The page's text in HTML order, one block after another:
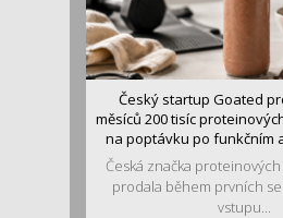
Český startup Goated
měsíců 200 tisíc
na poptávku po funkčním
Česká značka
prodala během prvních
vstupu...